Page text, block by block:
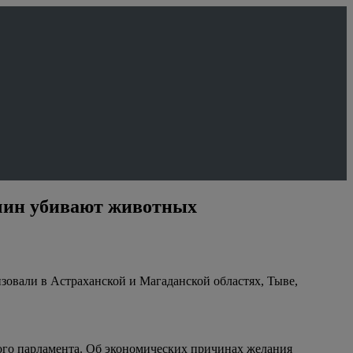
убивают животных
в Астраханской и Магаданской областях, Тыве,
парламента. Об экономических причинах желания